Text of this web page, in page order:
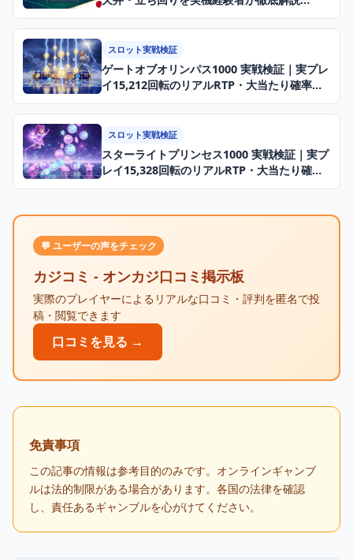
【2026年】
スロット実戦検証
ゲートオブオリンパス1000 実戦検証｜実プレ
イ15,212回転のリアルRTP・大当たり確率デ
ータ【2026年】
スロット実戦検証
スターライトプリンセス1000 実戦検証｜実プ
レイ15,328回転のリアルRTP・大当たり確率
データ【2026年】
💬 ユーザーの声をチェック
カジコミ - オンカジ口コミ掲示板
実際のプレイヤーによるリアルな口コミ・評判を匿名で投
稿・閲覧できます
口コミを見る →
免責事項
この記事の情報は参考目的のみです。オンラインギャンブ
ルは法的制限がある場合があります。各国の法律を確認
し、責任あるギャンブルを心がけてください。